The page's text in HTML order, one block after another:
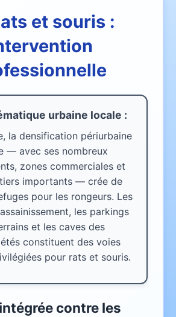
et souris :
urbaine locale :
la densification périurbaine
— avec ses nombreux
zones commerciales et
importants — crée de
pour les rongeurs. Les
les parkings
et les caves des
constituent des voies
pour rats et souris.
contre les